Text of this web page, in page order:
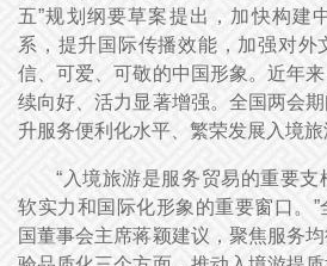
五”规划纲要草案提出，加快构建
系，提升国际传播效能，加强对外
信、可爱、可敬的中国形象。近年
续向好、活力显著增强。全国两会
升服务便利化水平、繁荣发展入境旅
“入境旅游是服务贸易的重要
软实力和国际化形象的重要窗口。
国董事会主席蒋颖建议，聚焦服务